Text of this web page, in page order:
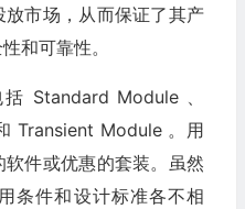
市场，从而保证了其产
和可靠性。
Standard Module 、
Transient Module 。用
件或优惠的套装。虽然
条件和设计标准各不相